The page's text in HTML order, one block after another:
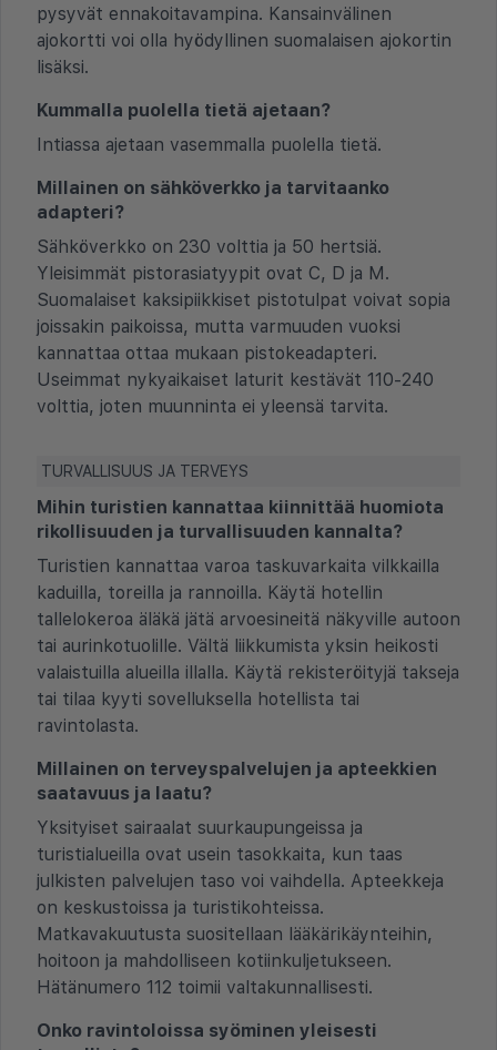
pysyvät ennakoitavampina. Kansainvälinen
ajokortti voi olla hyödyllinen suomalaisen ajokortin
lisäksi.
Kummalla puolella tietä ajetaan?
Intiassa ajetaan vasemmalla puolella tietä.
Millainen on sähköverkko ja tarvitaanko
adapteri?
Sähköverkko on 230 volttia ja 50 hertsiä.
Yleisimmät pistorasiatyypit ovat C, D ja M.
Suomalaiset kaksipiikkiset pistotulpat voivat sopia
joissakin paikoissa, mutta varmuuden vuoksi
kannattaa ottaa mukaan pistokeadapteri.
Useimmat nykyaikaiset laturit kestävät 110-240
volttia, joten muunninta ei yleensä tarvita.
TURVALLISUUS JA TERVEYS
Mihin turistien kannattaa kiinnittää huomiota
rikollisuuden ja turvallisuuden kannalta?
Turistien kannattaa varoa taskuvarkaita vilkkailla
kaduilla, toreilla ja rannoilla. Käytä hotellin
tallelokeroa äläkä jätä arvoesineitä näkyville autoon
tai aurinkotuolille. Vältä liikkumista yksin heikosti
valaistuilla alueilla illalla. Käytä rekisteröityjä takseja
tai tilaa kyyti sovelluksella hotellista tai
ravintolasta.
Millainen on terveyspalvelujen ja apteekkien
saatavuus ja laatu?
Yksityiset sairaalat suurkaupungeissa ja
turistialueilla ovat usein tasokkaita, kun taas
julkisten palvelujen taso voi vaihdella. Apteekkeja
on keskustoissa ja turistikohteissa.
Matkavakuutusta suositellaan lääkärikäynteihin,
hoitoon ja mahdolliseen kotiinkuljetukseen.
Hätänumero 112 toimii valtakunnallisesti.
Onko ravintoloissa syöminen yleisesti